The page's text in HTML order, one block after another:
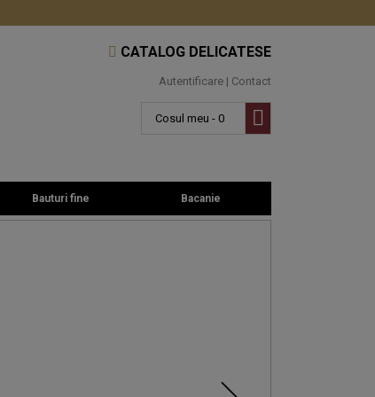
CATALOG DELICATESE
Autentificare | Contact
Cosul meu - 0
Bauturi fine Bacanie